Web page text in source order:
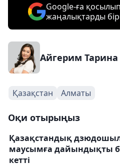
Google-ға
жаңалықтарды
Айгерим Тарина
Қазақстан Алматы
Оқи отырыңыз
Қазақстандық
маусымға дайындықты
кетті